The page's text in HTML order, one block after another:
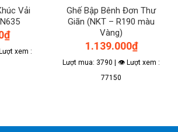
Vải
₫
xem :
Ghế Bập Bênh Đơn Thư
Giãn (NKT – R190 màu
Vàng)
1.139.000₫
Lượt mua: 3790 | 👁 Lượt xem :
77150